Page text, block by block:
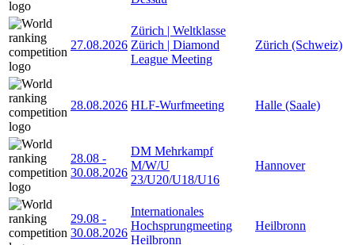
27.08.2026
Zürich | Weltklasse
Zürich | Diamond
League Meeting
Zürich (Schweiz)
28.08.2026 HLF-Wurfmeeting Halle (Saale)
28.08 -
30.08.2026
DM Mehrkampf
M/W/U
23/U20/U18/U16
Hannover
29.08 -
30.08.2026
Internationales
Hochsprungmeeting
Heilbronn
Heilbronn